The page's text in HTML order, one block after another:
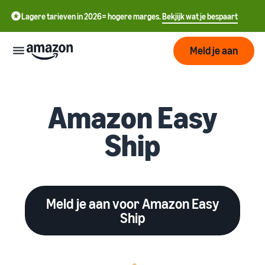
Lagere tarieven in 2026= hogere marges.Bekjijk wat je bespaart
Amazon
Hoe te beginnen met
verkopen op Amazon
Neem die volgende stap om
Verzenden
Overzicht
Het vervullen van
klantenorders
Bereik
meer
klanten
Prijzen
English
Meld je aan
Amazon Easy
Ship
Meld je aan voor Amazon Easy
Ship